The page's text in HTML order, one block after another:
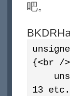
吧。
{<br />
13